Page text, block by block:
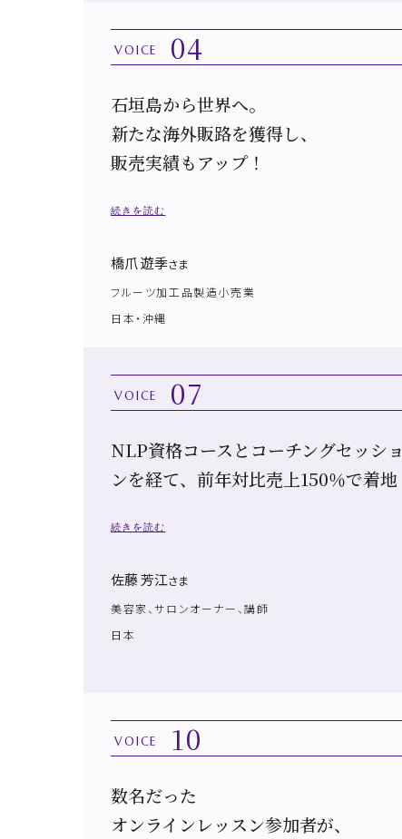
VOICE 04
石垣島から世界へ。
新たな海外販路を獲得し、
販売実績もアップ！
続きを読む
橋爪 遊季さま
フルーツ加工品製造小売業
日本・沖縄
VOICE 07
NLP資格コースとコーチングセッショ
ンを経て、前年対比売上150％で着地
続きを読む
佐藤 芳江さま
美容家、サロンオーナー、講師
日本
VOICE 10
数名だった
オンラインレッスン参加者が、